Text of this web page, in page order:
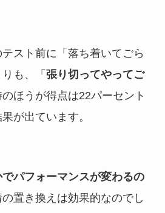
スト前に「落ち着いてごら
も、「 張り切ってやってご
ほうが得点は22パーセント
が出ています。
パフォーマンスが変わるの
置き換えは効果的なのでし